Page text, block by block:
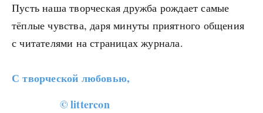
Пусть наша творческая дружба рождает самые
тёплые чувства, даря минуты приятного общения
с читателями на страницах журнала.
С творческой любовью,
© littercon